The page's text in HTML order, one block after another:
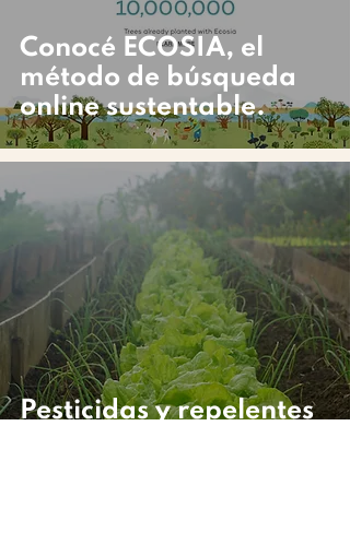
Conocé ECOSIA, el
método de búsqueda
online sustentable.
Pesticidas y repelentes